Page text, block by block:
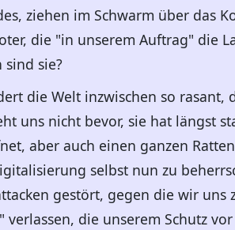
ziehen im Schwarm über das
die "in unserem Auftrag" die
sind sie?
die Welt inzwischen so rasant,
uns nicht bevor, sie hat längst
aber auch einen ganzen
selbst nun zu
gestört, gegen die wir uns
verlassen, die unserem Schutz